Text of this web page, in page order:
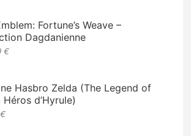
Fortune’s Weave –
Dagdanienne
€
Hasbro Zelda (The Legend of
Héros d’Hyrule)